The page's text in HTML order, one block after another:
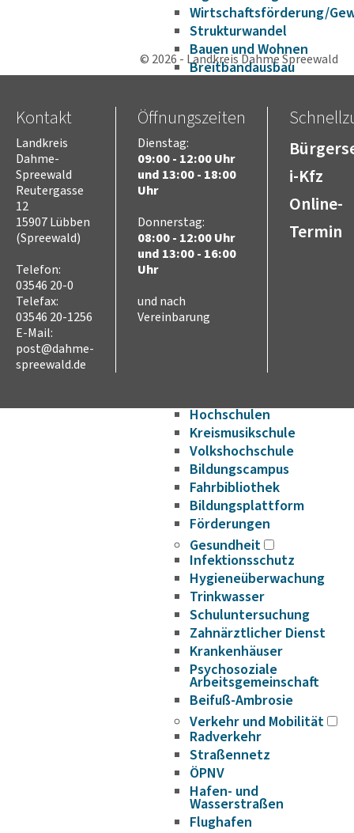
Wirtschaftsförderung/
Strukturwandel
Bauen und Wohnen
Breitbandausbau
Integration
Flucht aus der Ukraine
Aufenthaltsrecht
Aufnahme und Wohnen
Sprache
Ausbildung und Arbeit
Gesundheit – Ärztliche
Versorgung im Landkreis
Engagement und
FactSheet Migration und
Integration
Hochschulen
Kreismusikschule
Volkshochschule
Bildungscampus
Fahrbibliothek
Bildungsplattform
Förderungen
Gesundheit
Infektionsschutz
Hygieneüberwachung
Trinkwasser
Schuluntersuchung
Zahnärztlicher Dienst
Krankenhäuser
Psychosoziale
Arbeitsgemeinschaft
Beifuß-Ambrosie
Verkehr und Mobilität
Radverkehr
Straßennetz
ÖPNV
Hafen- und
Wasserstraßen
Flughafen
© 2026 - Landkreis Dahme Spreewald
Kontakt
Landkreis
Dahme-
Spreewald
Reutergasse
12
15907 Lübben
(Spreewald)
Telefon:
03546 20-0
Telefax:
03546 20-1256
E-Mail:
post@dahme-
spreewald.de
Öffnungszeiten
Dienstag:
09:00 - 12:00 Uhr
und 13:00 - 18:00
Uhr
Donnerstag:
08:00 - 12:00 Uhr
und 13:00 - 16:00
Uhr
und nach
Vereinbarung
i-Kfz
Online-
Termin